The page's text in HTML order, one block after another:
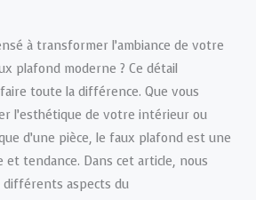
à transformer l’ambiance de votre
plafond moderne ? Ce détail
toute la différence. Que vous
l’esthétique de votre intérieur ou
d’une pièce, le faux plafond est une
tendance. Dans cet article, nous
différents aspects du